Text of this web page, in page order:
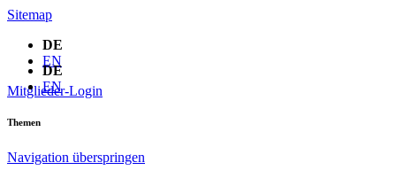
Sitemap
DE
EN
Mitglieder-Login
DE
EN
Themen
Navigation überspringen